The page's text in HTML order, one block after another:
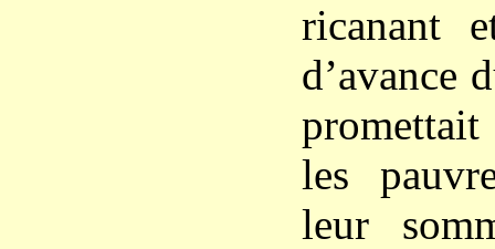
ricanant
d’avance
les
leur